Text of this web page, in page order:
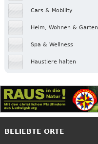
Cars & Mobility
Heim, Wohnen & Garten
Spa & Wellness
Haustiere halten
BELIEBTE ORTE